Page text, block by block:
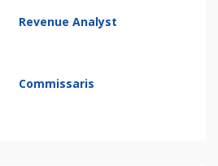
Revenue Analyst
Commissaris